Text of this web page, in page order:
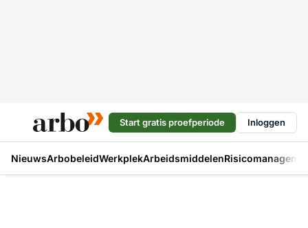
Start gratis proefperiode Inloggen
NieuwsArbobeleidWerkplekArbeidsmiddelen